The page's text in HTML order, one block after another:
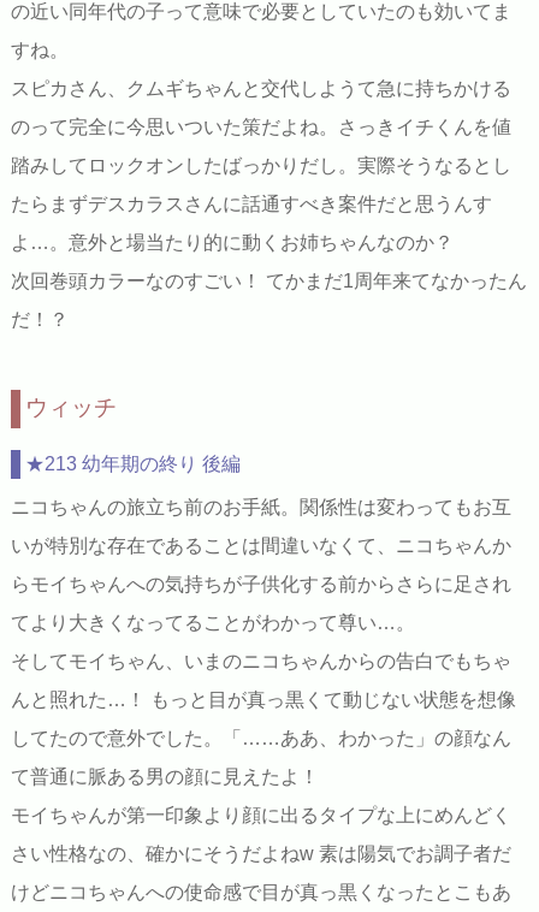
の近い同年代の子って意味で必要としていたのも効いてま
すね。
スピカさん、クムギちゃんと交代しようて急に持ちかける
のって完全に今思いついた策だよね。さっきイチくんを値
踏みしてロックオンしたばっかりだし。実際そうなるとし
たらまずデスカラスさんに話通すべき案件だと思うんす
よ…。意外と場当たり的に動くお姉ちゃんなのか？
次回巻頭カラーなのすごい！ てかまだ1周年来てなかったん
だ！？
ウィッチ
★213 幼年期の終り 後編
ニコちゃんの旅立ち前のお手紙。関係性は変わってもお互
いが特別な存在であることは間違いなくて、ニコちゃんか
らモイちゃんへの気持ちが子供化する前からさらに足され
てより大きくなってることがわかって尊い…。
そしてモイちゃん、いまのニコちゃんからの告白でもちゃ
んと照れた…！ もっと目が真っ黒くて動じない状態を想像
してたので意外でした。「……ああ、わかった」の顔なん
て普通に脈ある男の顔に見えたよ！
モイちゃんが第一印象より顔に出るタイプな上にめんどく
さい性格なの、確かにそうだよねw 素は陽気でお調子者だ
けどニコちゃんへの使命感で目が真っ黒くなったとこもあ